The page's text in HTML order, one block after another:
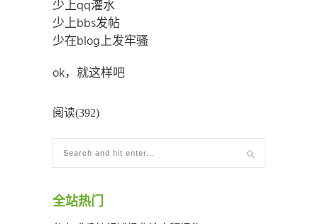
少上qq灌水
少上bbs发帖
少在blog上发牢骚
ok，就这样吧
阅读(392)
全站热门